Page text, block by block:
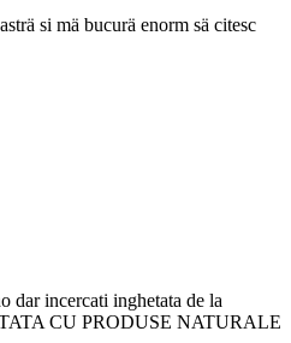
si mä bucurä enorm sä citesc
dar incercati inghetata de la
CU PRODUSE NATURALE